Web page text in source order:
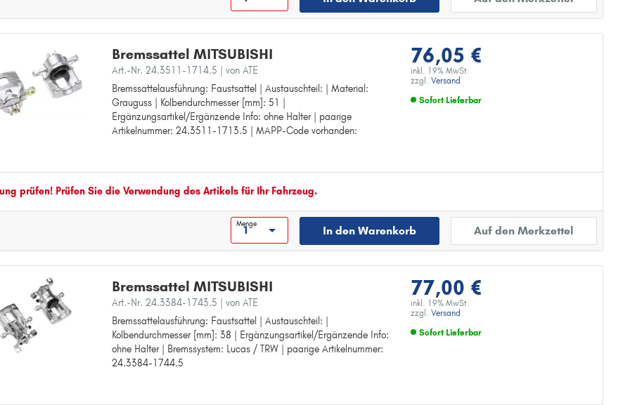
76,05 €
inkl. 19% MwSt.
zzgl. Versand
Sofort Lieferbar
Bremssattel MITSUBISHI
Art.-Nr. 24.3511-1714.5
| von ATE
Bremssattelausführung: Faustsattel | Austauschteil: | Material:
Grauguss | Kolbendurchmesser [mm]: 51 |
Ergänzungsartikel/Ergänzende Info: ohne Halter | paarige
Artikelnummer: 24.3511-1713.5 | MAPP-Code vorhanden:
Bremssattelausführung: Faustsattel
Austauschteil:
Material: Grauguss
Kolbendurchmesser [mm]: 51
MAPP-Code vorhanden:
prüfen! Prüfen Sie die Verwendung des Artikels für Ihr Fahrzeug.
Menge
In den Warenkorb Auf den Merkzettel
77,00 €
inkl. 19% MwSt.
zzgl. Versand
Sofort Lieferbar
Bremssattel MITSUBISHI
Art.-Nr. 24.3384-1743.5
| von ATE
Bremssattelausführung: Faustsattel | Austauschteil: |
Kolbendurchmesser [mm]: 38 | Ergänzungsartikel/Ergänzende Info:
ohne Halter | Bremssystem: Lucas / TRW | paarige Artikelnummer:
24.3384-1744.5
Bremssattelausführung: Faustsattel
Austauschteil:
Kolbendurchmesser [mm]: 38
Ergänzungsartikel/Ergänzende Info: ohne Halter